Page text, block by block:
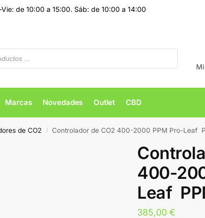
Vie: de 10:00 a 15:00. Sáb: de 10:00 a 14:00
Marcas Novedades Outlet CBD
de CO2 / Controlador de CO2 400-2000 PPM Pro-Leaf
400-
Leaf
385,00€